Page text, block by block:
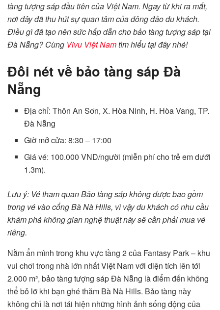
tàng tượng sáp đầu tiên của Việt Nam. Ngay từ khi ra mắt,
nơi đây đã thu hút sự quan tâm của đông đảo du khách.
Điều gì đã tạo nên sức hấp dẫn cho bảo tàng tượng sáp tại
Đà Nẵng? Cùng Vivu Việt Namtìm hiểu tại đây nhé!
Đôi nét về bảo tàng sáp Đà
Nẵng
Địa chỉ: Thôn An Sơn, X. Hòa Ninh, H. Hòa Vang, TP.
Đà Nẵng
Giờ mở cửa: 8:30 – 17:00
Giá vé: 100.000 VND/người (miễn phí cho trẻ em dưới
1.3m).
Lưu ý: Vé tham quan Bảo tàng sáp không được bao gồm
trong vé vào cổng Bà Nà Hills, vì vậy du khách có nhu cầu
khám phá không gian nghệ thuật này sẽ cần phải mua vé
riêng.
Nằm ẩn mình trong khu vực tầng 2 của Fantasy Park – khu
vui chơi trong nhà lớn nhất Việt Nam với diện tích lên tới
2.000 m², bảo tàng tượng sáp Đà Nẵng là điểm đến không
thể bỏ lỡ khi bạn ghé thăm Bà Nà Hills. Bảo tàng này
không chỉ là nơi tái hiện những hình ảnh sống động của